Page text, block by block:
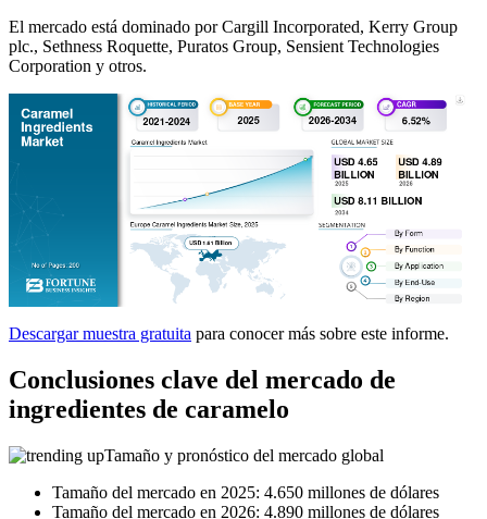
El mercado está dominado por Cargill Incorporated, Kerry Group
plc., Sethness Roquette, Puratos Group, Sensient Technologies
Corporation y otros.
Descargar muestra gratuita para conocer más sobre este informe.
Conclusiones clave del mercado de
ingredientes de caramelo
Tamaño y pronóstico del mercado global
Tamaño del mercado en 2025: 4.650 millones de dólares
Tamaño del mercado en 2026: 4.890 millones de dólares